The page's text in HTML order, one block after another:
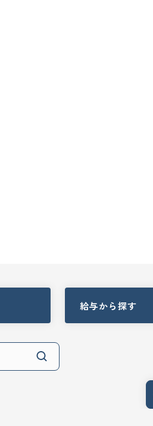
給与から探す